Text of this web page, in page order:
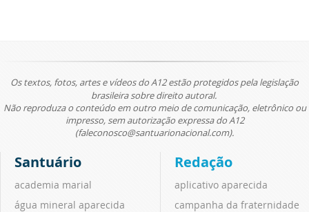
Os textos, fotos, artes e vídeos do A12 estão protegidos pela legislação
brasileira sobre direito autoral.
Não reproduza o conteúdo em outro meio de comunicação, eletrônico ou
impresso, sem autorização expressa do A12
(faleconosco@santuarionacional.com).
Santuário
academia marial
água mineral aparecida
Redação
aplicativo aparecida
campanha da fraternidade